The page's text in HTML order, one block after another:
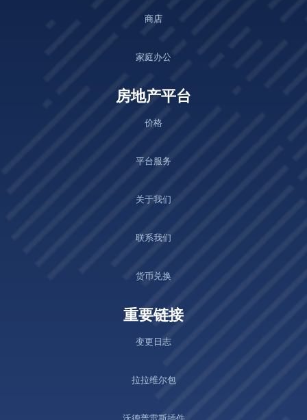
商店
家庭办公
房地产平台
价格
平台服务
关于我们
联系我们
货币兑换
重要链接
变更日志
拉拉维尔包